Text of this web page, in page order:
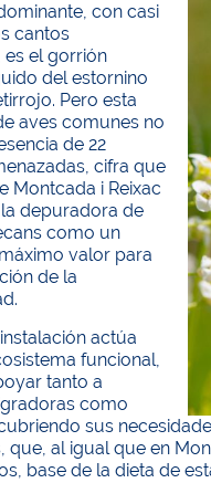
con casi
cantos
es el gorrión
del estornino
Pero esta
aves comunes no
de 22
cifra que
Montcada i Reixac
depuradora de
como un
valor para
de la
actúa
funcional,
tanto a
como
sus
que, al igual que en
base de la dieta de